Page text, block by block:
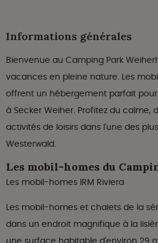
Informations générales
Bienvenue au Camping Park
vacances en pleine nature. Les
offrent un hébergement parfait
à Secker Weiher. Profitez du calme,
activités de loisirs dans l'une des
Westerwald.
Les mobil-homes du
Les mobil-homes IRM Riviera
Les mobil-homes et chalets de la
dans un endroit magnifique à la